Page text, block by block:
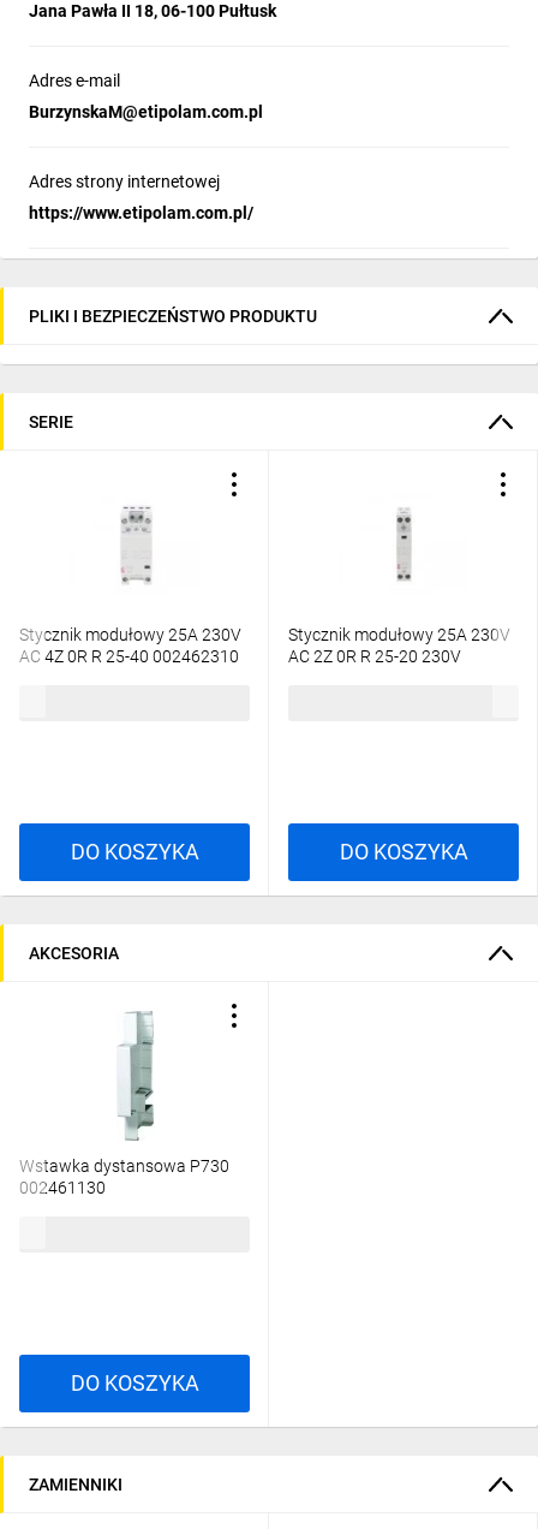
Jana Pawła II 18, 06-100 Pułtusk
Adres e-mail
BurzynskaM@etipolam.com.pl
Adres strony internetowej
https://www.etipolam.com.pl/
PLIKI I BEZPIECZEŃSTWO PRODUKTU
SERIE
Stycznik modułowy 25A 230V
AC 4Z 0R R 25-40 002462310
DO KOSZYKA
Stycznik modułowy 25A 230V
AC 2Z 0R R 25-20 230V
DO KOSZYKA
AKCESORIA
Wstawka dystansowa P730
002461130
DO KOSZYKA
ZAMIENNIKI